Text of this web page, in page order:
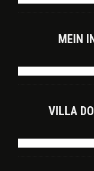
MEIN
VILLA